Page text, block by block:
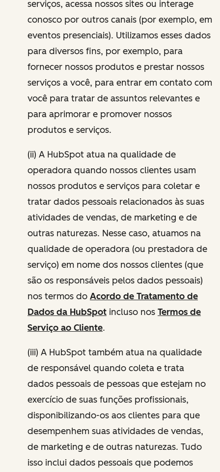
serviços, acessa nossos sites ou interage
conosco por outros canais (por exemplo, em
eventos presenciais). Utilizamos esses dados
para diversos fins, por exemplo, para
fornecer nossos produtos e prestar nossos
serviços a você, para entrar em contato com
você para tratar de assuntos relevantes e
para aprimorar e promover nossos
produtos e serviços.
(ii) A HubSpot atua na qualidade de
operadora quando nossos clientes usam
nossos produtos e serviços para coletar e
tratar dados pessoais relacionados às suas
atividades de vendas, de marketing e de
outras naturezas. Nesse caso, atuamos na
qualidade de operadora (ou prestadora de
serviço) em nome dos nossos clientes (que
são os responsáveis pelos dados pessoais)
nos termos do Acordo de Tratamento de
Dados da HubSpot incluso nos Termos de
Serviço ao Cliente.
(iii) A HubSpot também atua na qualidade
de responsável quando coleta e trata
dados pessoais de pessoas que estejam no
exercício de suas funções profissionais,
disponibilizando-os aos clientes para que
desempenhem suas atividades de vendas,
de marketing e de outras naturezas. Tudo
isso inclui dados pessoais que podemos